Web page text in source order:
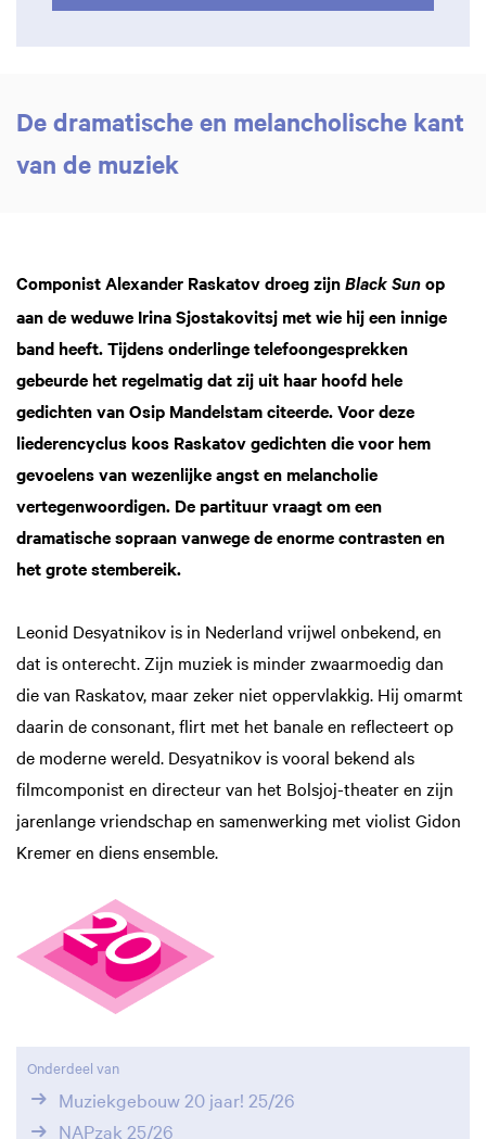
De dramatische en melancholische kant
van de muziek
Componist Alexander Raskatov droeg zijn Black Sun op
aan de weduwe Irina Sjostakovitsj met wie hij een innige
band heeft. Tijdens onderlinge telefoongesprekken
gebeurde het regelmatig dat zij uit haar hoofd hele
gedichten van Osip Mandelstam citeerde. Voor deze
liederencyclus koos Raskatov gedichten die voor hem
gevoelens van wezenlijke angst en melancholie
vertegenwoordigen. De partituur vraagt om een
dramatische sopraan vanwege de enorme contrasten en
het grote stembereik.
Leonid Desyatnikov is in Nederland vrijwel onbekend, en
dat is onterecht. Zijn muziek is minder zwaarmoedig dan
die van Raskatov, maar zeker niet oppervlakkig. Hij omarmt
daarin de consonant, flirt met het banale en reflecteert op
de moderne wereld. Desyatnikov is vooral bekend als
filmcomponist en directeur van het Bolsjoj-theater en zijn
jarenlange vriendschap en samenwerking met violist Gidon
Kremer en diens ensemble.
Onderdeel van
Muziekgebouw 20 jaar! 25/26
NAPzak 25/26